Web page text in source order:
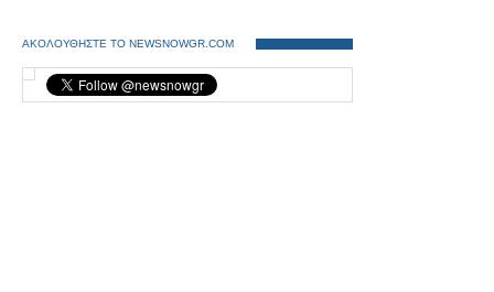
ΑΚΟΛΟΥΘΗΣΤΕ ΤΟ NEWSNOWGR.COM